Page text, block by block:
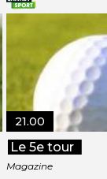
21.00
Le 5e tour
Magazine